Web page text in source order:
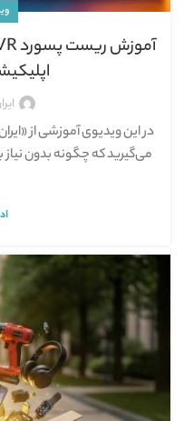
در این ویدیوی آموزشی از
می‌گیرید که چگونه بدون نیاز